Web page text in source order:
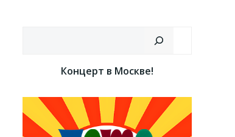
Концерт в Москве!